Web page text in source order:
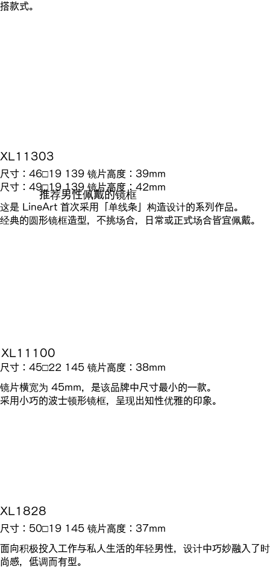
搭款式。
XL11303
尺寸：46□19 139 镜片高度：39mm
尺寸：49□19 139 镜片高度：42mm
这是 LineArt 首次采用「单线条」构造设计的系列作品。
经典的圆形镜框造型，不挑场合，日常或正式场合皆宜佩戴。
推荐男性佩戴的镜框
XL11100
尺寸：45□22 145 镜片高度：38mm
镜片横宽为 45mm，是该品牌中尺寸最小的一款。
采用小巧的波士顿形镜框，呈现出知性优雅的印象。
XL1828
尺寸：50□19 145 镜片高度：37mm
面向积极投入工作与私人生活的年轻男性，设计中巧妙融入了时
尚感，低调而有型。